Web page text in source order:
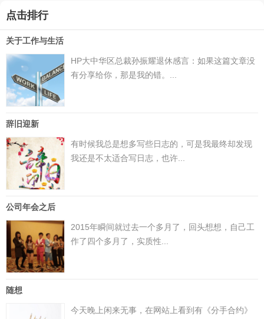
点击排行
关于工作与生活
HP大中华区总裁孙振耀退休感言：如果这篇文章没
有分享给你，那是我的错。...
辞旧迎新
有时候我总是想多写些日志的，可是我最终却发现
我还是不太适合写日志，也许...
公司年会之后
2015年瞬间就过去一个多月了，回头想想，自己工
作了四个多月了，实质性...
随想
今天晚上闲来无事，在网站上看到有《分手合约》